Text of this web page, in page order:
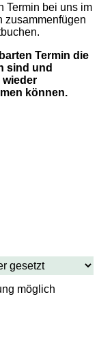
Termin bei uns im
zusammenfügen
Termin die
sind und
wieder
können.
möglich